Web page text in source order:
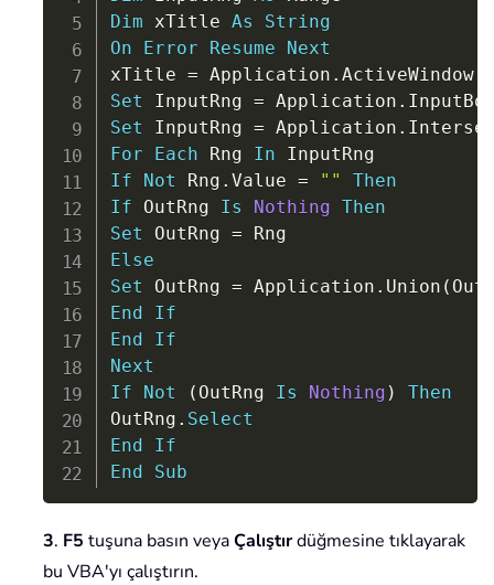
Dim xTitle As
String
On
Error Resume
Next
xTitle = Application . ActiveWindow.
Set InputRng = Application .
Set InputRng = Application .
For
Each Rng In
If
Not Rng . Value = ""
Then
If OutRng Is Nothing Then
Set OutRng =
Else
Set OutRng = Application . Union (
End
If
End
If
Next
If
Not ( OutRng Is Nothing )
Then
OutRng . Select
End
If
End
Sub
3. F5 tuşuna basın veyaÇalıştırdüğmesine tıklayarak
bu VBA'yı çalıştırın.